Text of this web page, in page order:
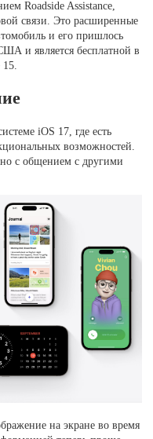
Roadside Assistance,
связи. Это расширенные
и его пришлось
и является бесплатной в
iOS 17, где есть
возможностей.
с общением с другими
на экране во время